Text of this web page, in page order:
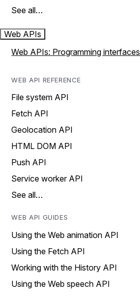
See all…
Web APIs
Web APIs: Programming interfaces
WEB API REFERENCE
File system API
Fetch API
Geolocation API
HTML DOM API
Push API
Service worker API
See all…
WEB API GUIDES
Using the Web animation API
Using the Fetch API
Working with the History API
Using the Web speech API